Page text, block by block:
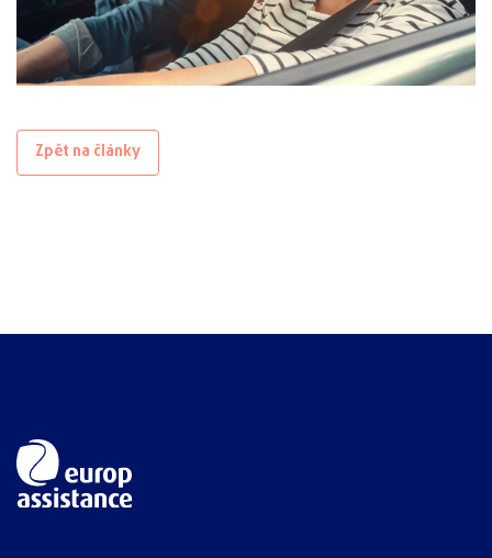
Zpět na články